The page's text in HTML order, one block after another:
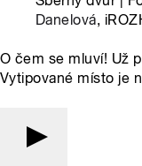
Danelová,
O čem se mluví! Už
Vytipované místo je